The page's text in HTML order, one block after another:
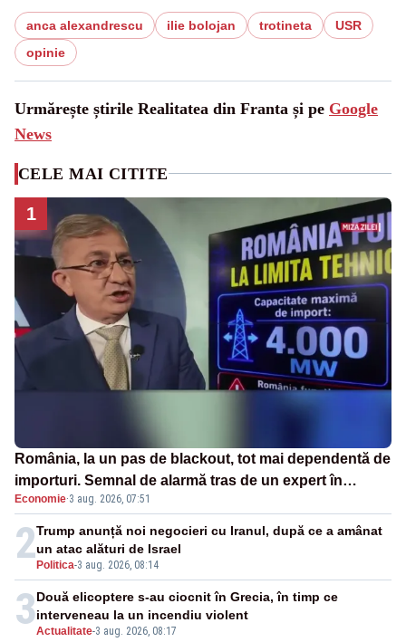
anca alexandrescu ilie bolojan trotineta
USR
opinie
Urmărește știrile Realitatea din Franta și pe Google
News
CELE MAI CITITE
1
România, la un pas de blackout, tot mai dependentă de
importuri. Semnal de alarmă tras de un expert în
energie
Economie·3 aug. 2026, 07:51
2 Politica-3 aug. 2026, 08:14
Trump anunță noi negocieri cu Iranul, după ce a amânat
un atac alături de Israel
3Actualitate-3 aug. 2026, 08:17
Două elicoptere s-au ciocnit în Grecia, în timp ce
interveneau la un incendiu violent